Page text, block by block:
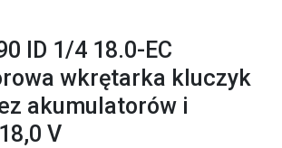
ID 1/4 18.0-EC
wkrętarka kluczyk
akumulatorów i
V